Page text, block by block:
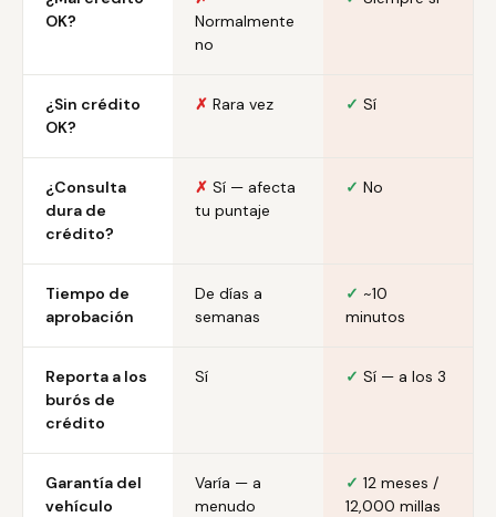
OK?
Normalmente
no
¿Sin crédito
OK?
✗ Rara vez ✓ Sí
¿Consulta
dura de
crédito?
✗ Sí — afecta
tu puntaje
✓ No
Tiempo de
aprobación
De días a
semanas
✓ ~10
minutos
Reporta a los
burós de
crédito
Sí ✓ Sí — a los 3
Garantía del
vehículo
Varía — a
menudo
✓ 12 meses /
12,000 millas